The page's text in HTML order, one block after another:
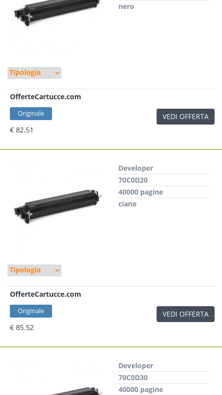
nero
OfferteCartucce.com
Originale
€ 82.51
VEDI OFFERTA
Developer
70C0D20
40000 pagine
ciano
OfferteCartucce.com
Originale
€ 85.52
VEDI OFFERTA
Developer
70C0D30
40000 pagine